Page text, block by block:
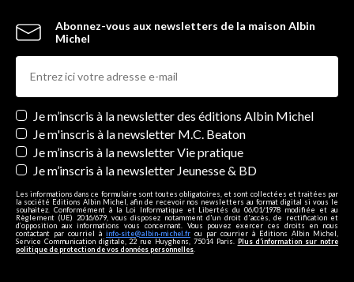
Abonnez-vous aux newsletters de la maison Albin
Michel
Newsletters
Je m’inscris à la newsletter des éditions Albin Michel
Je m'inscris à la newsletter M.C. Beaton
Je m’inscris à la newsletter Vie pratique
Je m’inscris à la newsletter Jeunesse & BD
Les informations dans ce formulaire sont toutes obligatoires, et sont collectées et traitées par
la société Editions Albin Michel, afin de recevoir nos newsletters au format digital si vous le
souhaitez. Conformément à la Loi Informatique et Libertés du 06/01/1978 modifiée et au
Règlement (UE) 2016/679, vous disposez notamment d'un droit d'accès, de rectification et
d’opposition aux informations vous concernant. Vous pouvez exercer ces droits en nous
contactant par courriel à info-site@albin-michel.fr ou par courrier à Editions Albin Michel,
Service Communication digitale, 22 rue Huyghens, 75014 Paris. Plus d’information sur notre
politique de protection de vos données personnelles